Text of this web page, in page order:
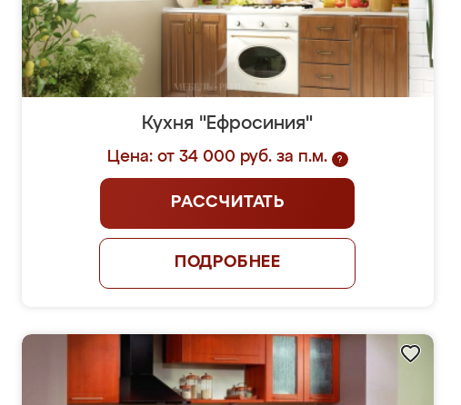
Кухня "Ефросиния"
Цена: от 34 000 руб. за п.м. ?
РАССЧИТАТЬ
ПОДРОБНЕЕ